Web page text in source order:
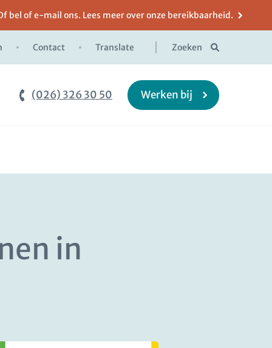
bel of e-mail ons. Lees meer over onze bereikbaarheid.
Contact Translate Zoeken
(026) 326 30 50 Werken bij
in